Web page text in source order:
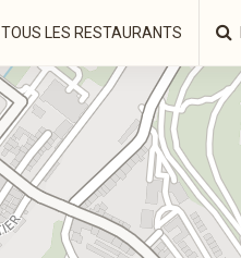
TOUS LES RESTAURANTS